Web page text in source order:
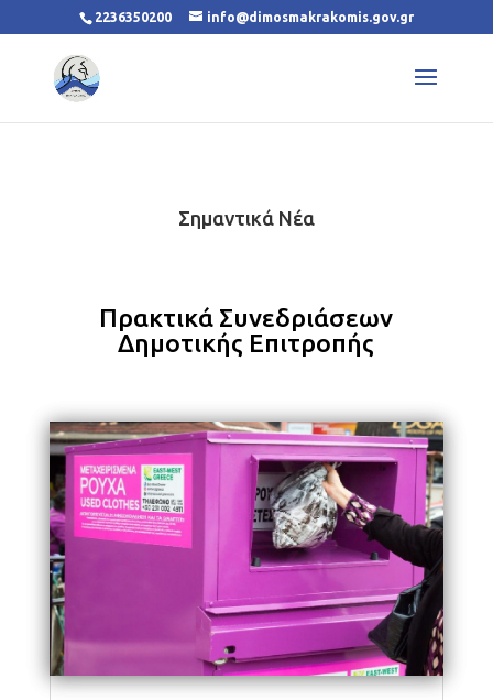
2236350200 info@dimosmakrakomis.gov.gr
Σημαντικά Νέα
Πρακτικά Συνεδριάσεων
Δημοτικής Επιτροπής